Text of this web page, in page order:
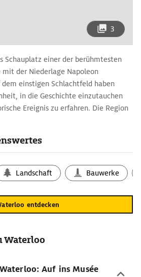
3
Schauplatz einer der berühmtesten
mit der Niederlage Napoleon
einstigen Schlachtfeld haben
in die Geschichte einzutauchen
Ereignis zu erfahren. Die Region
Highlights der Schlacht
informieren über das
weithin sichtbaren Löwen. Der
sich auch wegen des umfassenden
In einer Videoshow erfahren
Schätzen und Funden das Ereignis
Landschaft Bauwerke
entdecken
Waterloo
Auf ins Musée